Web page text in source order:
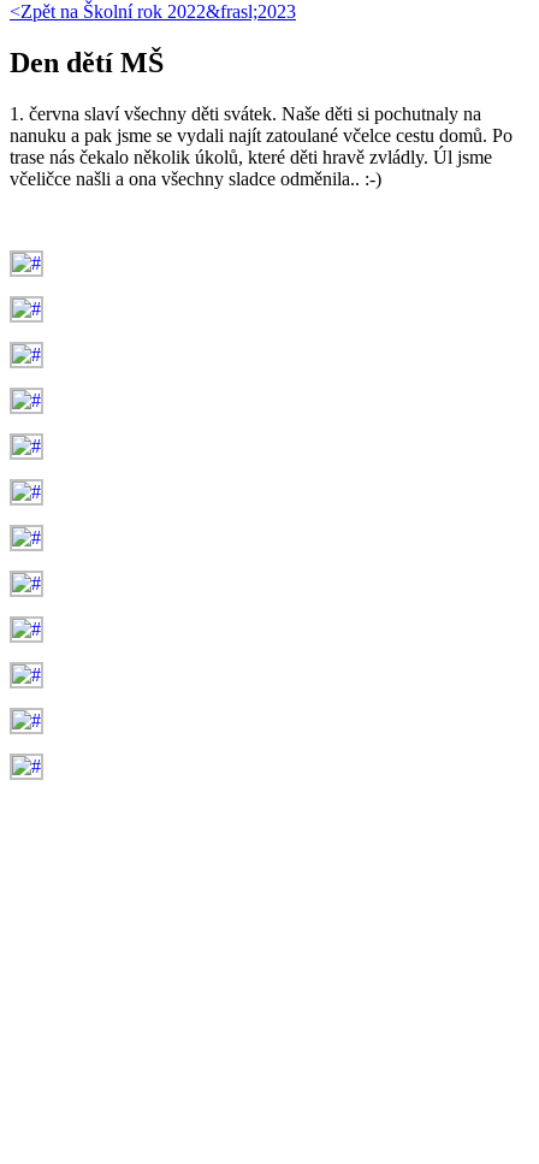
<Zpět na Školní rok 2022&frasl;2023
Den dětí MŠ
1. června slaví všechny děti svátek. Naše děti si pochutnaly na
nanuku a pak jsme se vydali najít zatoulané včelce cestu domů. Po
trase nás čekalo několik úkolů, které děti hravě zvládly. Úl jsme
včeličce našli a ona všechny sladce odměnila.. :-)